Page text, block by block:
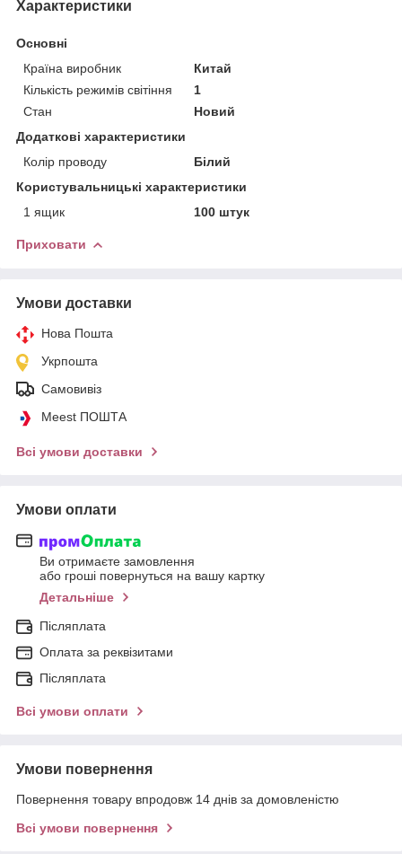
Характеристики
Основні
Країна виробник
Китай
Кількість режимів світіння
1
Стан
Новий
Додаткові характеристики
Колір проводу
Білий
Користувальницькі характеристики
1 ящик
100 штук
Приховати
Умови доставки
Нова Пошта
Укрпошта
Самовивіз
Meest ПОШТА
Всі умови доставки
Умови оплати
Ви отримаєте замовлення
або гроші повернуться на вашу картку
Детальніше
Післяплата
Оплата за реквізитами
Післяплата
Всі умови оплати
Умови повернення
Повернення товару впродовж 14 днів за домовленістю
Всі умови повернення